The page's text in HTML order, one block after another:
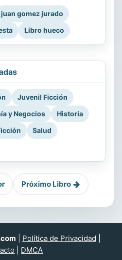
juan gomez jurado
Libro hueco
Juvenil Ficción
y Negocios
Historia
Salud
Próximo Libro
Política de Privacidad
DMCA